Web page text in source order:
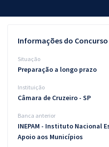
Questões grátis
Blog
Aprovados
Atendimento
Informações do Concurso
Situação
Preparação a longo prazo
Instituição
Câmara de Cruzeiro - SP
Banca anterior
INEPAM - Instituto Nacional
Apoio aos Municípios